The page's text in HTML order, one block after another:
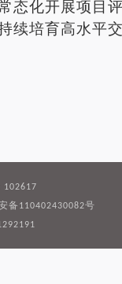
态化开展项目
续培育高水平
102617
110402430082号